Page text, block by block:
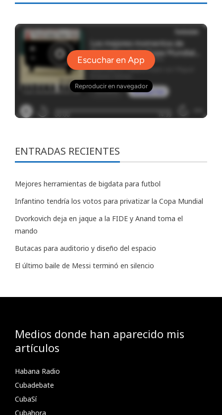
ENTRADAS RECIENTES
Mejores herramientas de bigdata para futbol
Infantino tendría los votos para privatizar la Copa Mundial
Dvorkovich deja en jaque a la FIDE y Anand toma el
mando
Butacas para auditorio y diseño del espacio
El último baile de Messi terminó en silencio
Medios donde han aparecido mis
artículos
Habana Radio
Cubadebate
CubaSí
Cubahora